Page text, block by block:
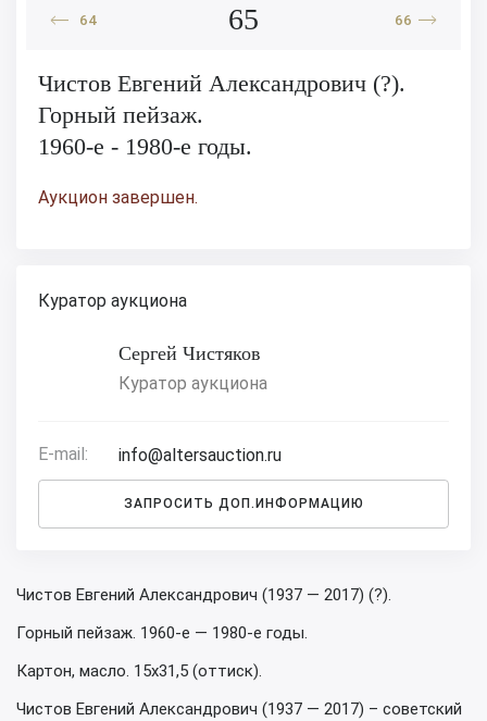
64 65 66
Чистов Евгений Александрович (?).
Горный пейзаж.
1960-е - 1980-е годы.
Аукцион завершен.
Куратор аукциона
Сергей Чистяков
Куратор аукциона
E-mail: info@altersauction.ru
ЗАПРОСИТЬ ДОП.ИНФОРМАЦИЮ
Чистов Евгений Александрович (1937 — 2017) (?).
Горный пейзаж. 1960-е — 1980-е годы.
Картон, масло. 15х31,5 (оттиск).
Чистов Евгений Александрович (1937 — 2017) – советский